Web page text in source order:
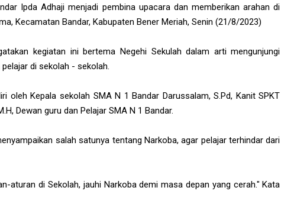
Ipda Adhaji menjadi pembina upacara dan memberikan arahan di
Kecamatan Bandar, Kabupaten Bener Meriah, Senin (21/8/2023)
kegiatan ini bertema Negehi Sekulah dalam arti mengunjungi
di sekolah - sekolah.
oleh Kepala sekolah SMA N 1 Bandar Darussalam, S.Pd, Kanit SPKT
Dewan guru dan Pelajar SMA N 1 Bandar.
salah satunya tentang Narkoba, agar pelajar terhindar dari
aturan di Sekolah, jauhi Narkoba demi masa depan yang cerah." Kata